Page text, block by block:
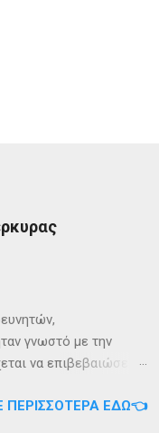
γνωστό με την
να επιβεβαιώσει
η οποία ζούσε σε μία
ΠΕΡΙΣΣΌΤΕΡΑ ΕΔΏ👈